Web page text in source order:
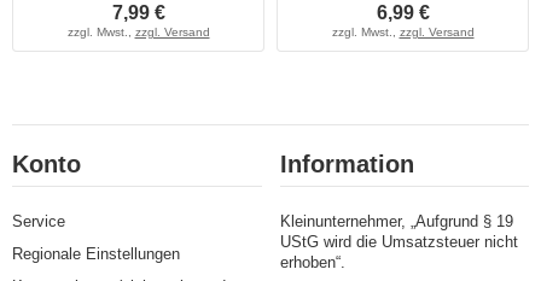
7,99 €
zzgl. Mwst., zzgl. Versand
6,99 €
zzgl. Mwst., zzgl. Versand
Konto
Service
Regionale Einstellungen
Information
Kleinunternehmer, „Aufgrund § 19
UStG wird die Umsatzsteuer nicht
erhoben“.